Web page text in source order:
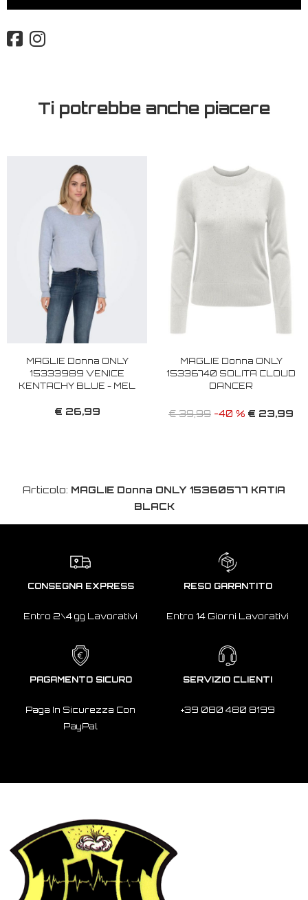
Ti potrebbe anche piacere
MAGLIE Donna ONLY
15333989 VENICE
KENTACHY BLUE - MEL
€ 26,99
MAGLIE Donna ONLY
15336740 SOLITA CLOUD
DANCER
€ 39,99 -40 % € 23,99
Articolo: MAGLIE Donna ONLY 15360577 KATIA
BLACK
CONSEGNA EXPRESS
Entro 2\4 gg Lavorativi
RESO GARANTITO
Entro 14 Giorni Lavorativi
PAGAMENTO SICURO
Paga In Sicurezza Con
PayPal
SERVIZIO CLIENTI
+39 080 480 8199